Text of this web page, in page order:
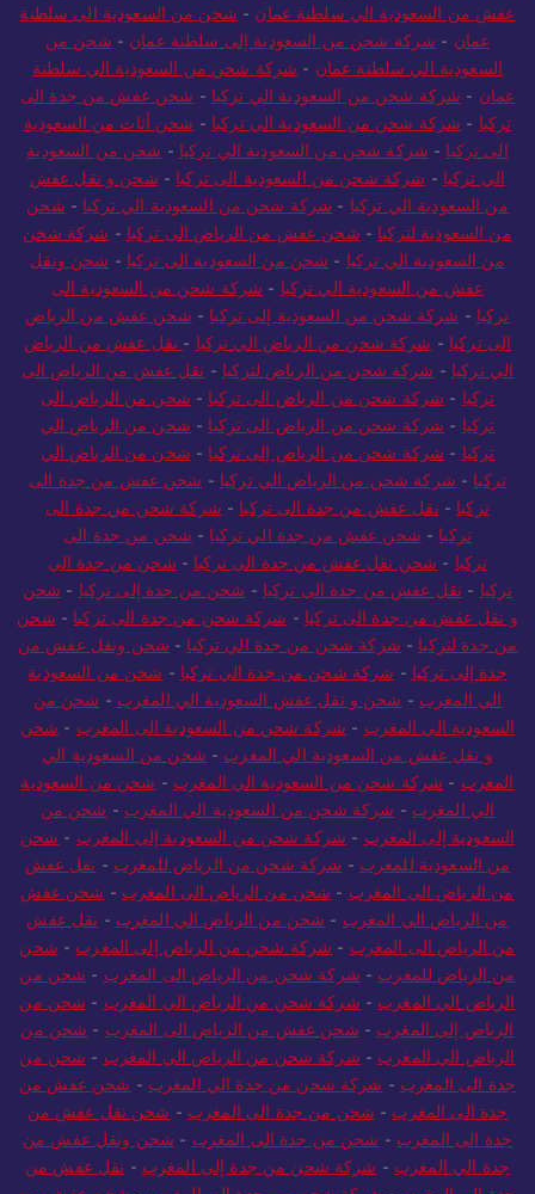
عفش من السعودية الي سلطنة عمان - شحن من السعودية الى سلطنة
عمان - شركة شحن من السعودية إلى سلطنة عمان - شحن من
السعودية الي سلطنة عمان - شركة شحن من السعودية الي سلطنة
عمان - شركة شحن من السعودية الي تركيا - شحن عفش من جدة الى
تركيا - شركة شحن من السعودية الي تركيا - شحن أثاث من السعودية
الى تركيا - شركة شحن من السعودية الي تركيا - شحن من السعودية
الي تركيا - شركة شحن من السعودية الى تركيا - شحن و نقل عفش
من السعودية الي تركيا - شركة شحن من السعودية الي تركيا - شحن
من السعودية لتركيا - شحن عفش من الرياض الى تركيا - شركة شحن
من السعودية الي تركيا - شحن من السعودية الى تركيا - شحن ونقل
عفش من السعودية الي تركيا - شركة شحن من السعودية الى
تركيا - شركة شحن من السعودية إلى تركيا - شحن عفش من الرياض
الى تركيا - شركة شحن من الرياض الي تركيا - نقل عفش من الرياض
الي تركيا - شركة شحن من الرياض لتركيا - نقل عفش من الرياض الى
تركيا - شركة شحن من الرياض الى تركيا - شحن من الرياض الى
تركيا - شركة شحن من الرياض الى تركيا - شحن من الرياض الي
تركيا - شركة شحن من الرياض إلى تركيا - شحن من الرياض الي
تركيا - شركة شحن من الرياض الي تركيا - شحن عفش من جدة الى
تركيا - نقل عفش من جدة الى تركيا - شركة شحن من جدة الى
تركيا - شحن عفش من جدة الي تركيا - شحن من جدة الى
تركيا - شحن نقل عفش من جدة الى تركيا - شحن من جدة الي
تركيا - نقل عفش من جدة الى تركيا - شحن من جدة إلى تركيا - شحن
و نقل عفش من جدة الى تركيا - شركة شحن من جدة الى تركيا - شحن
من جدة لتركيا - شركة شحن من جدة الي تركيا - شحن ونقل عفش من
جدة إلى تركيا - شركة شحن من جدة الي تركيا - شحن من السعودية
الي المغرب - شحن و نقل عفش السعودية الي المغرب - شحن من
السعودية الي المغرب - شركة شحن من السعودية الى المغرب - شحن
و نقل عفش من السعودية الي المغرب - شحن من السعودية الي
المغرب - شركة شحن من السعودية الي المغرب - شحن من السعودية
الي المغرب - شركة شحن من السعودية الي المغرب - شحن من
السعودية إلى المغرب - شركة شحن من السعودية إلى المغرب - شحن
من السعودية للمغرب - شركة شحن من الرياض للمغرب - نقل عفش
من الرياض الى المغرب - شحن من الرياض الى المغرب - شحن عفش
من الرياض الي المغرب - شحن من الرياض الي المغرب - نقل عفش
من الرياض الى المغرب - شركة شحن من الرياض إلى المغرب - شحن
من الرياض للمغرب - شركة شحن من الرياض الى المغرب - شحن من
الرياض الي المغرب - شركة شحن من الرياض الي المغرب - شحن من
الرياض إلى المغرب - شحن عفش من الرياض الى المغرب - شحن من
الرياض الي المغرب - شركة شحن من الرياض الي المغرب - شحن من
جدة الى المغرب - شركة شحن من جدة الي المغرب - شحن عفش من
جدة الى المغرب - شحن من جدة الى المغرب - شحن نقل عفش من
جدة الى المغرب - شحن من جدة الى المغرب - شحن ونقل عفش من
جدة الي المغرب - شركة شحن من جدة إلى المغرب - نقل عفش من